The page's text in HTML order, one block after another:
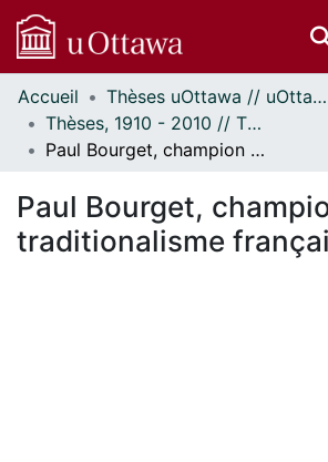
Communautés
et collections
Parcourir
À propos
Accueil
Thèses uOttawa // uOttawa Theses
Thèses, 1910 - 2010 // Theses, 1910 - 2010
Paul Bourget, champion du traditionalisme français
Paul Bourget,
traditionalisme